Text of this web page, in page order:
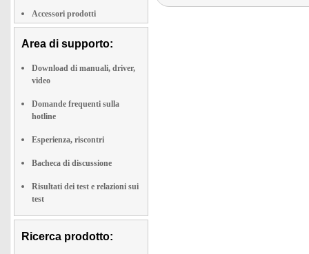
Accessori prodotti
Area di supporto:
Download di manuali, driver,
video
Domande frequenti sulla
hotline
Esperienza, riscontri
Bacheca di discussione
Risultati dei test e relazioni sui
test
Ricerca prodotto: